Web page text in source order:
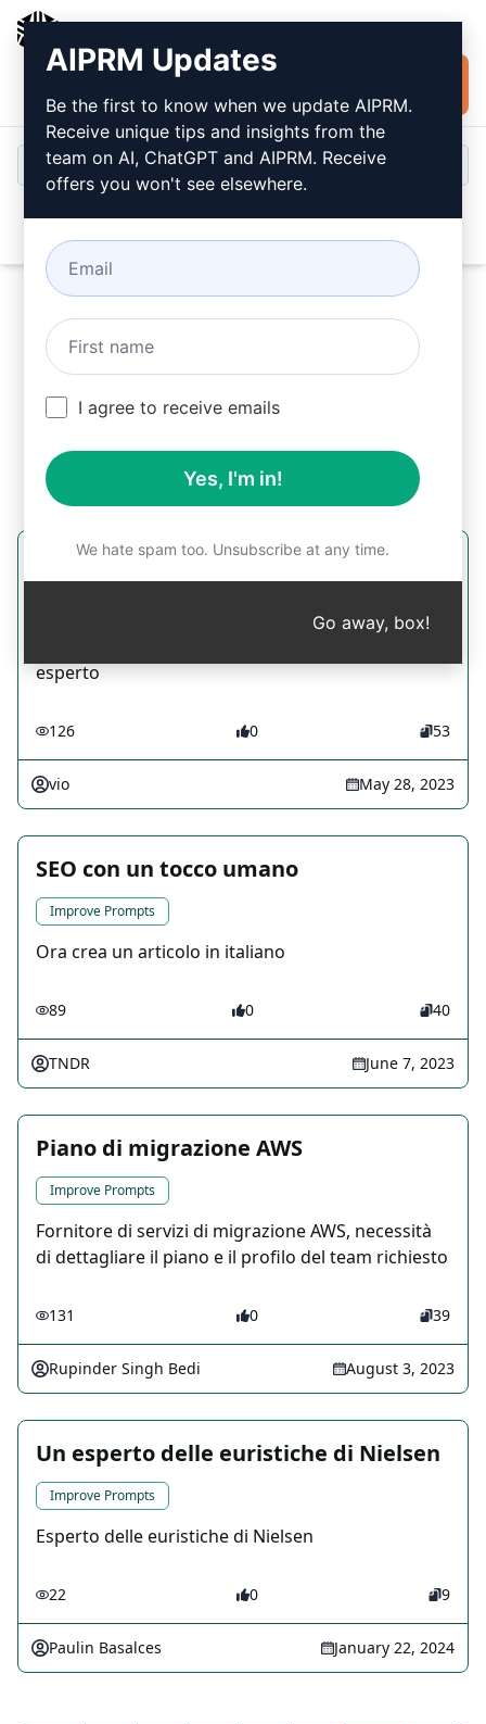
gratuitamente
gratuitamente dopo aver installato AIPRM.
Esperto di lingue
esperto
126 0 53
vio May 28, 2023
SEO con un tocco umano
Improve Prompts
Ora crea un articolo in italiano
89 0 40
TNDR June 7, 2023
Piano di migrazione AWS
Improve Prompts
Fornitore di servizi di migrazione AWS, necessità
di dettagliare il piano e il profilo del team richiesto
131 0 39
Rupinder Singh Bedi August 3, 2023
Un esperto delle euristiche di Nielsen
Improve Prompts
Esperto delle euristiche di Nielsen
22 0 9
Paulin Basalces January 22, 2024
AIPRM Updates
Be the first to know when we update AIPRM.
Receive unique tips and insights from the
team on AI, ChatGPT and AIPRM. Receive
offers you won't see elsewhere.
I agree to receive emails
Yes, I'm in!
We hate spam too. Unsubscribe at any time.
Go away, box!